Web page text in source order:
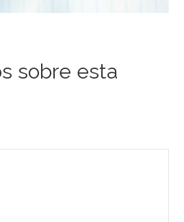
sobre esta